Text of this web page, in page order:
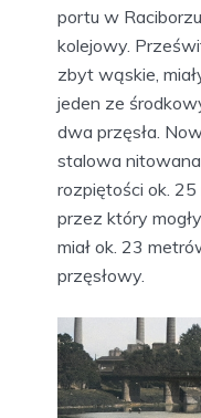
portu w
kolejowy.
zbyt wąskie,
jeden ze
dwa przęsła.
stalowa
rozpiętości ok.
przez który
miał ok. 23
przęsłowy.